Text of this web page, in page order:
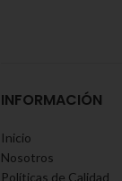
INFORMACIÓN
Inicio
Nosotros
Políticas de Calidad